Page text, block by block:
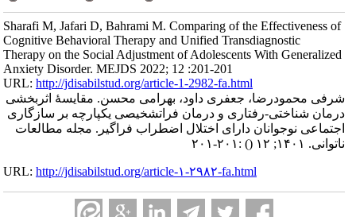
Sharafi M, Jafari D, Bahrami M. Comparing of the Effectiveness of
Cognitive Behavioral Therapy and Unified Transdiagnostic
Therapy on the Social Adjustment of Adolescents With Generalized
Anxiety Disorder. MEJDS 2022; 12 :201-201
URL:http://jdisabilstud.org/article-1-2982-fa.html
شرفی محمودرضا، جعفری داود، بهرامی محسن. مقایسهٔ اثربخشی
درمان شناختی-رفتاری و درمان فراتشخیصی یکپارچه بر سازگاری
اجتماعی نوجوانان دارای اختلال اضطراب فراگیر. مجله مطالعات
ناتوانی. ۱۴۰۱; ۱۲
() :۲۰۱-۲۰۱
URL:http://jdisabilstud.org/article-۱-۲۹۸۲-fa.html